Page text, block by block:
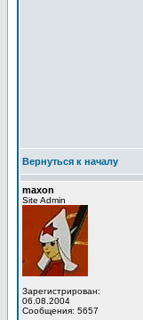
Вернуться к началу
maxon
Site Admin
Зарегистрирован:
06.08.2004
Сообщения: 5657